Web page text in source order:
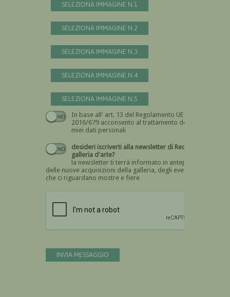
SELEZIONA IMMAGINE N.1
SELEZIONA IMMAGINE N.2
SELEZIONA IMMAGINE N.3
SELEZIONA IMMAGINE N.4
SELEZIONA IMMAGINE N.5
In base all' art. 13 del Regolamento UE n.
2016/679 acconsento al trattamento dei
miei dati personali
Devi dare il consenso
desideri iscriverti alla newsletter di Recta
galleria d'arte?
la newsletter ti terrà informato in anteprima
delle nuove acquisizioni della galleria, degli eventi
che ci riguardano mostre e fiere
INVIA MESSAGGIO